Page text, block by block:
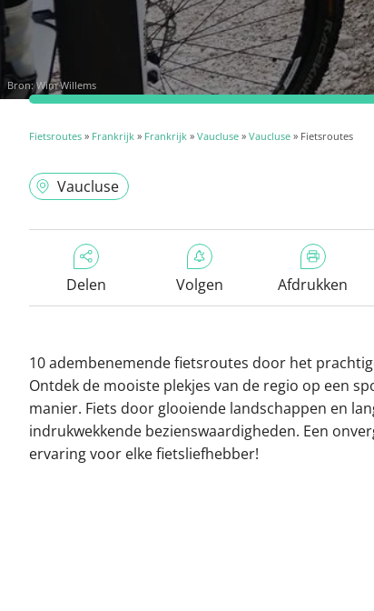
Bron:Wim Willems
Fietsroutes » Frankrijk » Frankrijk » Vaucluse » Vaucluse » Fietsroutes
Vaucluse
Delen Volgen Afdrukken
10 adembenemende fietsroutes door het
Ontdek de mooiste plekjes van de regio op een
manier. Fiets door glooiende landschappen en
indrukwekkende bezienswaardigheden. Een
ervaring voor elke fietsliefhebber!